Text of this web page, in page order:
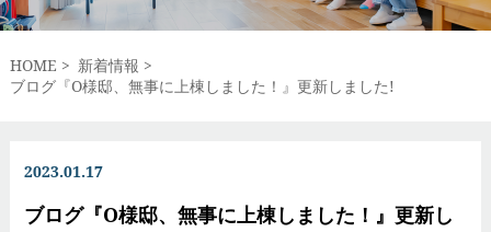
HOME
新着情報
ブログ『O様邸、無事に上棟しました！』更新しました!
2023.01.17
ブログ『O様邸、無事に上棟しました！』更新し